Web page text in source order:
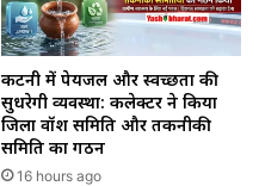
कटनी में पेयजल और स्वच्छता की
सुधरेगी व्यवस्था: कलेक्टर ने किया
जिला वॉश समिति और तकनीकी
समिति का गठन
16 hours ago